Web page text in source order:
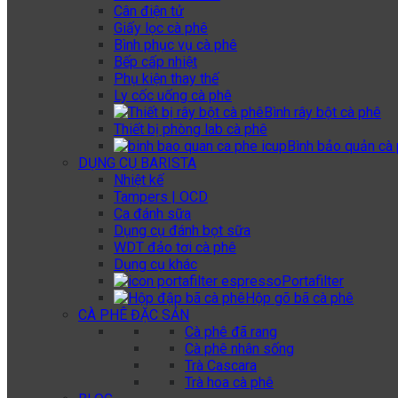
Cân điện tử
Giấy lọc cà phê
Bình phục vụ cà phê
Bếp cấp nhiệt
Phụ kiện thay thế
Ly cốc uống cà phê
Bình rây bột cà phê
Thiết bị phòng lab cà phê
Bình bảo quản cà
DỤNG CỤ BARISTA
Nhiệt kế
Tampers | OCD
Ca đánh sữa
Dụng cụ đánh bọt sữa
WDT đảo tơi cà phê
Dụng cụ khác
Portafilter
Hộp gõ bã cà phê
CÀ PHÊ ĐẶC SẢN
Cà phê đã rang
Cà phê nhân sống
Trà Cascara
Trà hoa cà phê